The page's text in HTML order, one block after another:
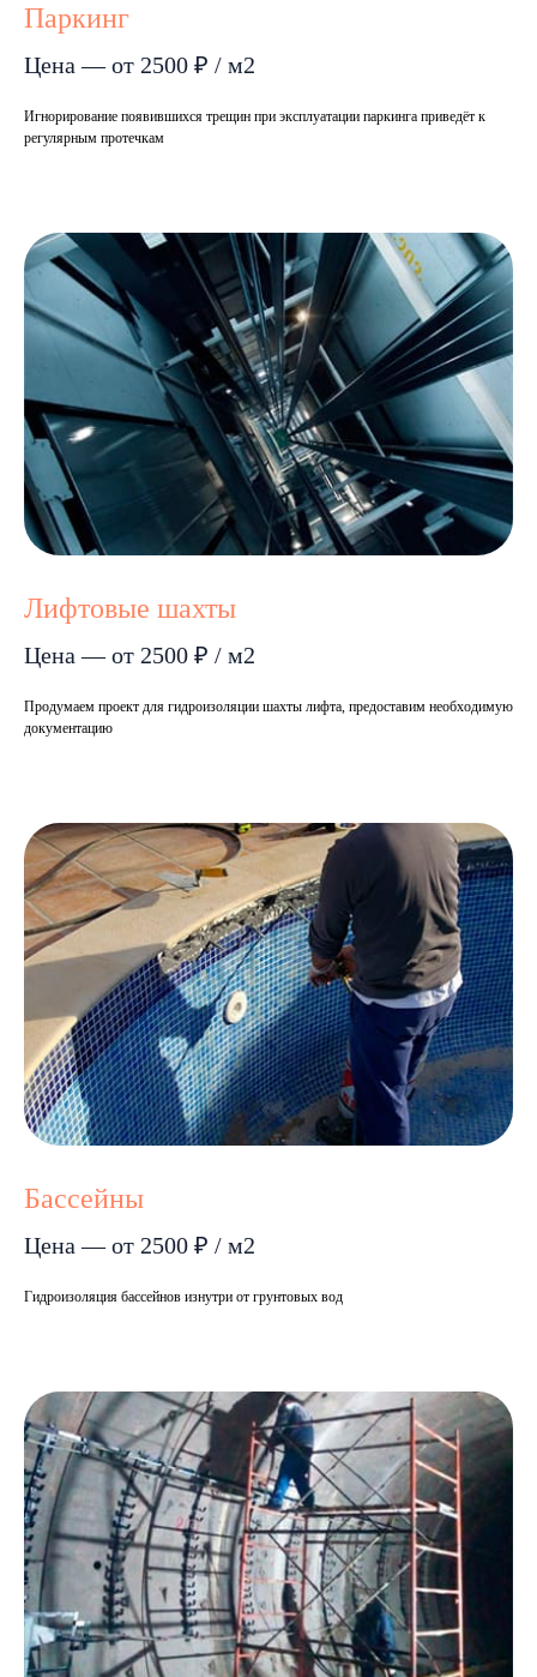
Паркинг
Цена — от 2500 ₽ / м2
Игнорирование появившихся трещин при эксплуатации паркинга приведёт к
регулярным протечкам
Лифтовые шахты
Цена — от 2500 ₽ / м2
Продумаем проект для гидроизоляции шахты лифта, предоставим необходимую
документацию
Бассейны
Цена — от 2500 ₽ / м2
Гидроизоляция бассейнов изнутри от грунтовых вод